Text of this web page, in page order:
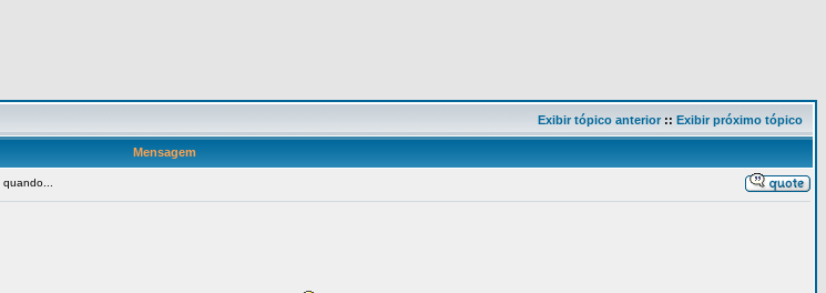
Exibir tópico anterior:: Exibir próximo tópico
Mensagem